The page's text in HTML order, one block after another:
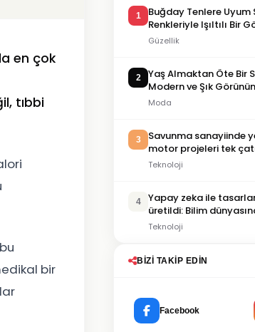
en çok
tıbbi
bir
1
Buğday Tenlere Uyum
Renkleriyle Işıltılı Bir
Güzellik
2
Yaş Almaktan Öte Bir
Modern ve Şık
Moda
3
Savunma sanayiinde
motor projeleri tek
Teknoloji
4
Yapay zeka ile
üretildi: Bilim
Teknoloji
BIZI TAKIP EDIN
Facebook